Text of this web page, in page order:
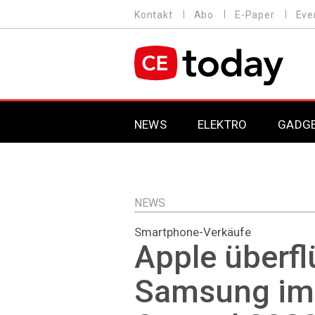
zum
MENU
Kontakt Abo E-Paper
MAIN NAVIGATION
NEWS ELEKTRO
NEWS
Smartphone-Verkäufe
Apple
Samsung